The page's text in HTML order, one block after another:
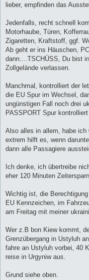
lieber, empfinden das
Jedenfalls, recht schnell
Motorhaube, Türen,
Zigaretten, Kraftstoff, ggf.
Ab geht er ins Häuschen,
dann....TSCHÜSS, Du bist
Zollgelände verlassen.
Manchmal, kontrolliert der
die EU Spur im Wechsel,
ungünstigen Fall noch drei
PASSPORT Spur
Also alles in allem, habe ich
extrem hilft es, wenn
dann alle Passagiere
Ich denke, ich übertreibe
eher 120 Minuten
Wichtig ist, die
EU Kennzeichen, im
am Freitag mit meiner
Wer z.B bon Kiew kommt,
Grenzübergang in Ustyluh
fahre an Ustyluh vorbei, 40
reise in Urgyniw aus.
Grund siehe oben.